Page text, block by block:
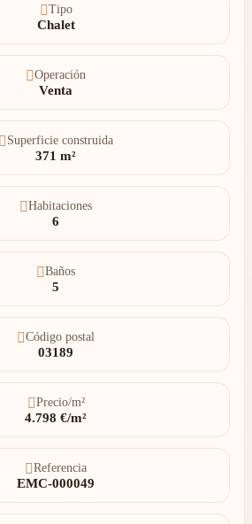
Tipo
Chalet
Operación
Venta
Superficie construida
371 m²
Habitaciones
6
Baños
5
Código postal
03189
Precio/m²
4.798 €/m²
Referencia
EMC-000049